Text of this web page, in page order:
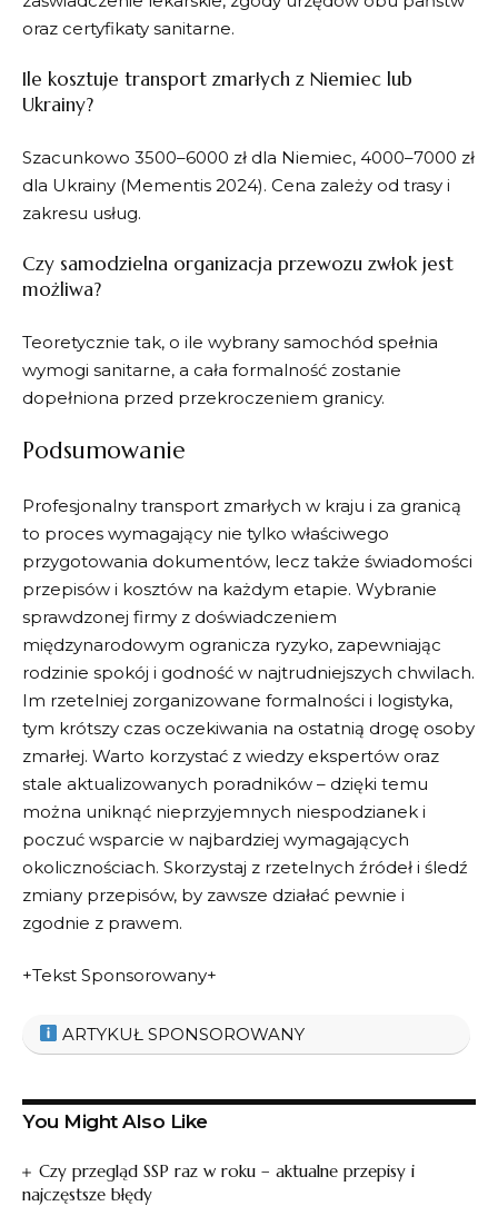
oraz certyfikaty sanitarne.
Ile kosztuje transport zmarłych z Niemiec lub
Ukrainy?
Szacunkowo 3500–6000 zł dla Niemiec, 4000–7000 zł
dla Ukrainy (Mementis 2024). Cena zależy od trasy i
zakresu usług.
Czy samodzielna organizacja przewozu zwłok jest
możliwa?
Teoretycznie tak, o ile wybrany samochód spełnia
wymogi sanitarne, a cała formalność zostanie
dopełniona przed przekroczeniem granicy.
Podsumowanie
Profesjonalny transport zmarłych w kraju i za granicą
to proces wymagający nie tylko właściwego
przygotowania dokumentów, lecz także świadomości
przepisów i kosztów na każdym etapie. Wybranie
sprawdzonej firmy z doświadczeniem
międzynarodowym ogranicza ryzyko, zapewniając
rodzinie spokój i godność w najtrudniejszych chwilach.
Im rzetelniej zorganizowane formalności i logistyka,
tym krótszy czas oczekiwania na ostatnią drogę osoby
zmarłej. Warto korzystać z wiedzy ekspertów oraz
stale aktualizowanych poradników – dzięki temu
można uniknąć nieprzyjemnych niespodzianek i
poczuć wsparcie w najbardziej wymagających
okolicznościach. Skorzystaj z rzetelnych źródeł i śledź
zmiany przepisów, by zawsze działać pewnie i
zgodnie z prawem.
+Tekst Sponsorowany+
ARTYKUŁ SPONSOROWANY
You Might Also Like
Czy przegląd SSP raz w roku – aktualne przepisy i
najczęstsze błędy